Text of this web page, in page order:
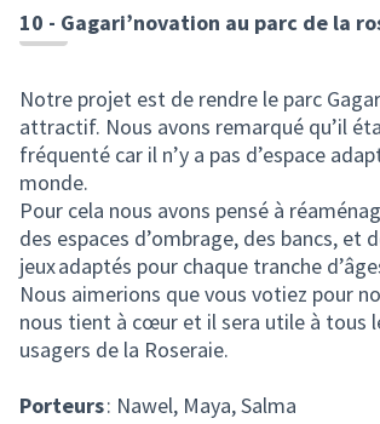
10 - Gagari’novation au parc de la
Notre projet est de rendre le parc
attractif. Nous avons remarqué qu’il
fréquenté car il n’y a pas d’espace
monde.
Pour cela nous avons pensé à
des espaces d’ombrage, des bancs, et
jeux adaptés pour chaque tranche
Nous aimerions que vous votiez pour
nous tient à cœur et il sera utile à tous
usagers de la Roseraie.
Porteurs: Nawel, Maya, Salma